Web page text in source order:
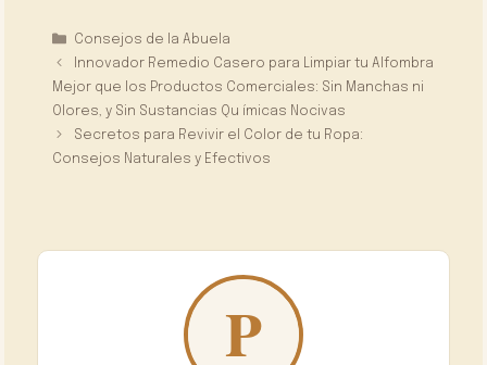
Categorías
Consejos de la Abuela
Innovador Remedio Casero para Limpiar tu Alfombra
Mejor que los Productos Comerciales: Sin Manchas ni
Olores, y Sin Sustancias Qu ímicas Nocivas
Secretos para Revivir el Color de tu Ropa:
Consejos Naturales y Efectivos